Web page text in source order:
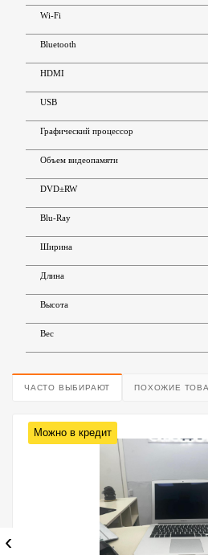
Wi-Fi
Bluetooth
HDMI
USB
Графический процессор
Объем видеопамяти
DVD±RW
Blu-Ray
Ширина
Длина
Высота
Вес
ЧАСТО ВЫБИРАЮТ ПОХОЖИЕ
Можно в кредит
‹